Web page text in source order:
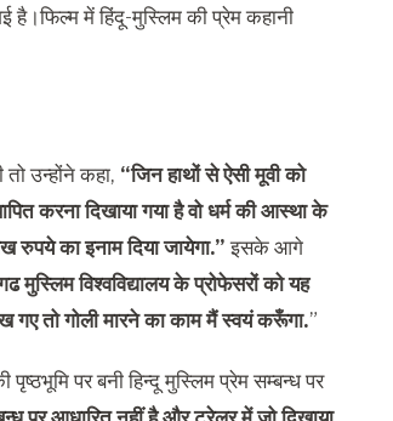
है।फिल्म में हिंदू-मुस्लिम की प्रेम कहानी
तो उन्होंने कहा, “जिन हाथों से ऐसी मूवी को
करना दिखाया गया है वो धर्म की आस्था के
का इनाम दिया जायेगा.”इसके आगे
विश्वविद्यालय के प्रोफेसरों को यह
गए तो गोली मारने का काम मैं स्वयं करूँगा.”
पर बनी हिन्दू मुस्लिम प्रेम सम्बन्ध पर